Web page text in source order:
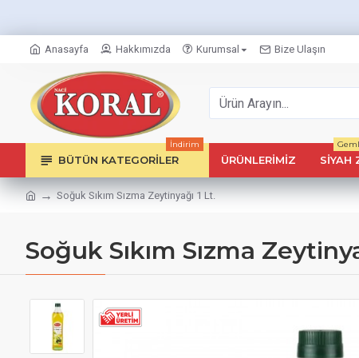
Anasayfa Hakkımızda Kurumsal Bize Ulaşın
BÜTÜN KATEGORILER
İndirim
ÜRÜNLERIMIZ SIYAH
Soğuk Sıkım Sızma Zeytinyağı 1 Lt.
Soğuk Sıkım Sızma